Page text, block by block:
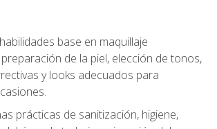
base en maquillaje
de la piel, elección de tonos,
y looks adecuados para
prácticas de sanitización, higiene,